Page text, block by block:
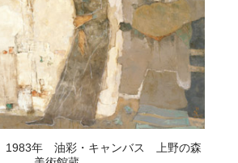
1983年 油彩・キャンバス 上野の森